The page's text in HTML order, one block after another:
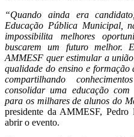
“Quando ainda era
Educação Pública Municipal,
impossibilita melhores
buscarem um futuro melhor.
AMMESF quer estimular a
qualidade do ensino e formação
compartilhando
consolidar uma educação
para os milhares de alunos do
presidente da AMMESF,
abrir o evento.